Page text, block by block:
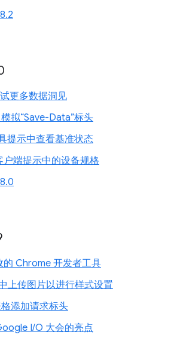
更多数据洞见
拟“Save-Data”标头
提示中查看基准状态
户端提示中的设备规格
的 Chrome 开发者工具
上传图片以进行样式设置
添加请求标头
I/O 大会的亮点